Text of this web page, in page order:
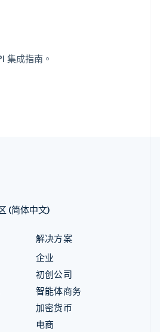
集成指南。
(简体中文)
解决方案
企业
初创公司
智能体商务
加密货币
电商